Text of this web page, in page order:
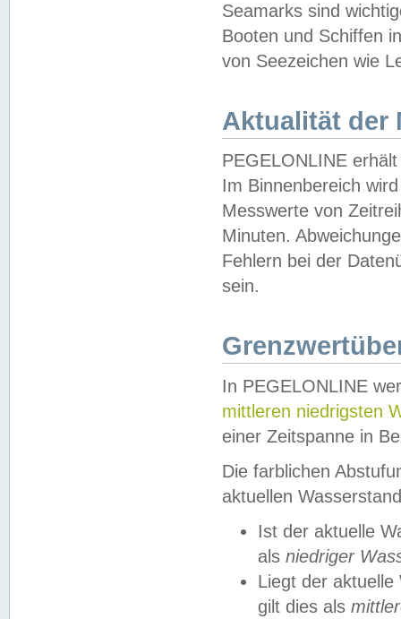
Seamarks sind
Booten und Schiffen
von Seezeichen wie
Aktualität der
PEGELONLINE
Im Binnenbereich
Messwerte von
Minuten.
Fehlern bei der
sein.
In PEGELONLINE
mittleren niedrigsten
einer Zeitspanne in
Die farblichen
aktuellen
Ist der aktuelle
als niedriger
Liegt der
gilt dies als